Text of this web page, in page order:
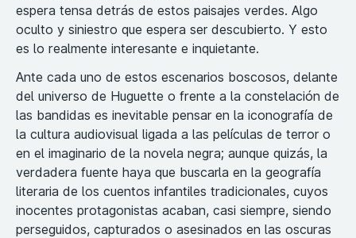
espera tensa detrás de estos paisajes verdes. Algo
oculto y siniestro que espera ser descubierto. Y esto
es lo realmente interesante e inquietante.
Ante cada uno de estos escenarios boscosos, delante
del universo de Huguette o frente a la constelación de
las bandidas es inevitable pensar en la iconografía de
la cultura audiovisual ligada a las películas de terror o
en el imaginario de la novela negra; aunque quizás, la
verdadera fuente haya que buscarla en la geografía
literaria de los cuentos infantiles tradicionales, cuyos
inocentes protagonistas acaban, casi siempre, siendo
perseguidos, capturados o asesinados en las oscuras